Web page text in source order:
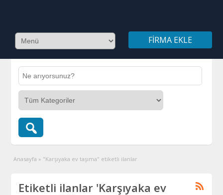
FIRMA EKLE
Anasayfa » "Karşıyaka ev taşıma" etiketli ilanlar
Etiketli ilanlar 'Karşıyaka ev